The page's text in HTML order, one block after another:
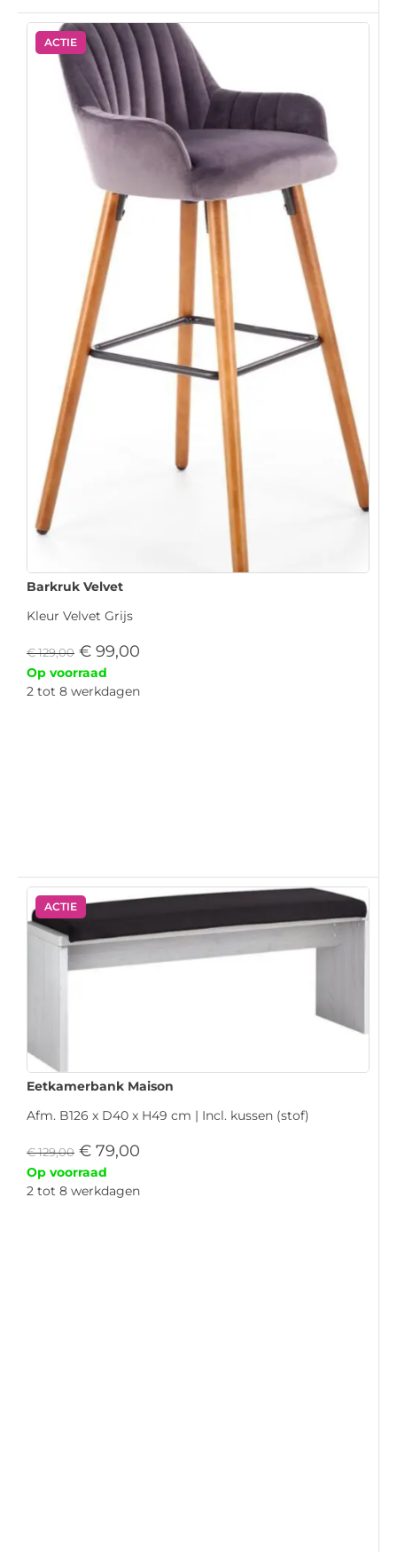
ACTIE
Barkruk Velvet
Kleur Velvet Grijs
€129,00 € 99,00
Op voorraad
2 tot 8 werkdagen
ACTIE
Eetkamerbank Maison
Afm. B126 x D40 x H49 cm | Incl. kussen (stof)
€129,00 € 79,00
Op voorraad
2 tot 8 werkdagen